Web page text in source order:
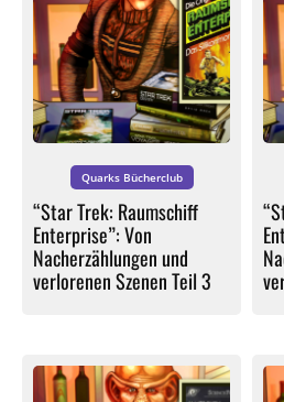
Quarks Bücherclub
“Star Trek: Raumschiff
Enterprise”: Von
Nacherzählungen und
verlorenen Szenen Teil 3